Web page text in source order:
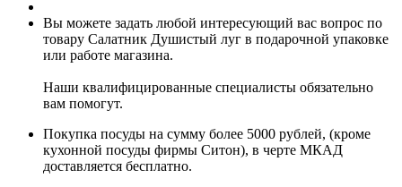
Вы можете задать любой интересующий вас вопрос по
товару Салатник Душистый луг в подарочной упаковке
или работе магазина.
Наши квалифицированные специалисты обязательно
вам помогут.
Покупка посуды на сумму более 5000 рублей, (кроме
кухонной посуды фирмы Ситон), в черте МКАД
доставляется бесплатно.